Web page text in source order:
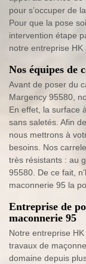
pour s’occuper de
Pour que la pose
intervention étape
notre entreprise
Nos équipes de
Avant de poser du
Margency 95580,
En effet, la surface
sans saletés. Afin
nous mettrons à
besoins. Nos
très résistants : au
95580. De ce fait,
maconnerie 95 la
Entreprise de
maconnerie 95
Notre entreprise
travaux de
domaine depuis